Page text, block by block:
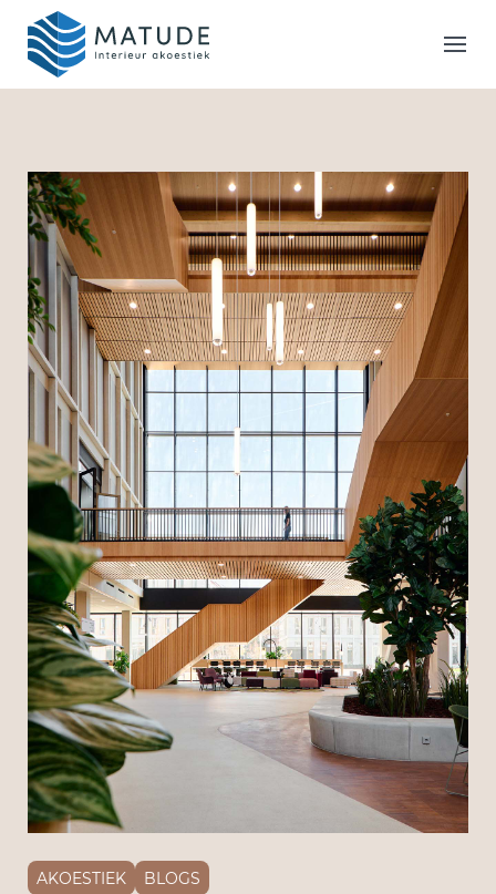
Home
Inspiratie & Tools
Oplossingen
Matude
AKOESTIEK BLOGS